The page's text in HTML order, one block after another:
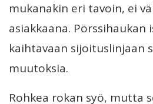
mukanakin eri tavoin, ei
asiakkaana. Pörssihaukan
kaihtavaan sijoituslinjaan
muutoksia.
Rohkea rokan syö, mutta